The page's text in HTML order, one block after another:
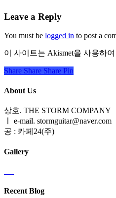
Leave a Reply
You must be logged in to post a
이 사이트는 Akismet을 사용하
Share
Share Share Share Pin
About Us
상호. THE STORM COMPANY
ㅣ e-mail.
공 : 카페24(주)
Gallery
Recent Blog